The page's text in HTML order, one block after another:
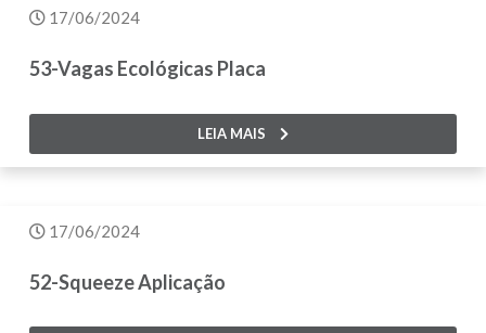
17/06/2024
53-Vagas Ecológicas Placa
LEIA MAIS
17/06/2024
52-Squeeze Aplicação